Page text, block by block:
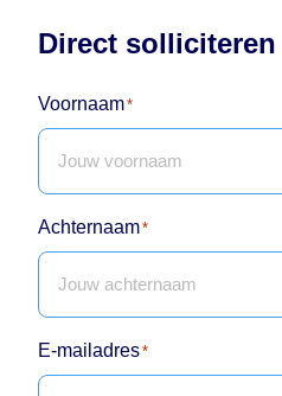
Direct solliciteren
Voornaam*
Achternaam*
E-mailadres*